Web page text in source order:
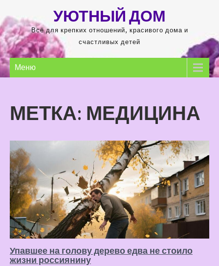
содержимому
УЮТНЫЙ ДОМ
Всё для крепких отношений, красивого дома и
счастливых детей
Меню
МЕТКА: МЕДИЦИНА
Упавшее на голову дерево едва не стоило
жизни россиянину